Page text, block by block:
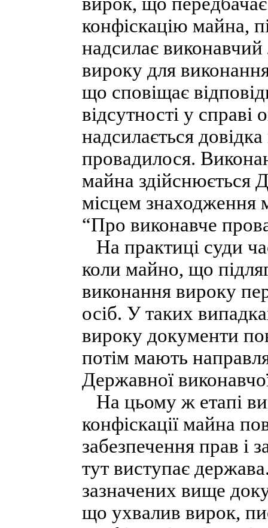
конфіскацію майна,
надсилає
вироку для
що сповіщає
відсутності у
надсилається
провадилося.
майна
місцем знаходження
“Про виконавче
На практиці суди
коли майно, що
виконання вироку
осіб. У таких
вироку документи
потім мають
Державної
На цьому ж етапі
конфіскації майна
забезпечення прав і
тут виступає
зазначених вище
що ухвалив вирок,